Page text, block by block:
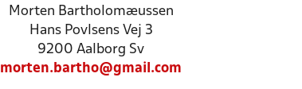
Morten Bartholomæussen
Hans Povlsens Vej 3
9200 Aalborg Sv
morten.bartho@gmail.com